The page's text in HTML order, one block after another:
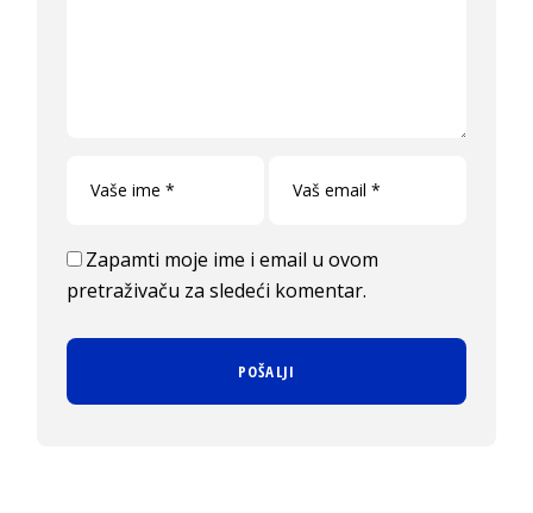
Zapamti moje ime i email u ovom
pretraživaču za sledeći komentar.